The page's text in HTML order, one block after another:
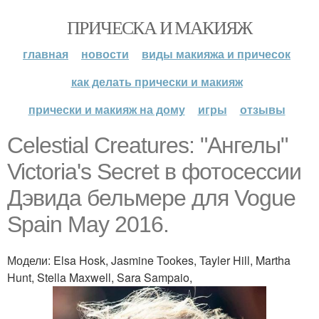
ПРИЧЕСКА И МАКИЯЖ
главная новости
виды макияжа и причесок
как делать прически и макияж
прически и макияж на дому
игры отзывы
Celestial Creatures: "Ангелы"
Victoria's Secret в фотосессии
Дэвида бельмере для Vogue
Spain May 2016.
Модели: Elsa Hosk, Jasmine Tookes, Tayler Hill, Martha
Hunt, Stella Maxwell, Sara Sampaio,